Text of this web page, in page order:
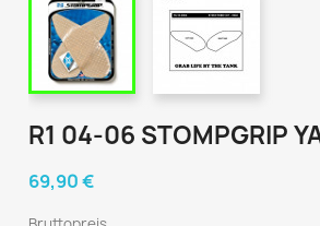
R1 04-06 STOMPGRIP
69,90 €